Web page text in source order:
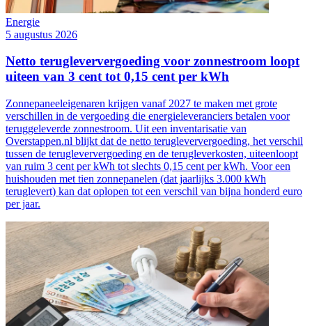
Energie
5 augustus 2026
Netto terugleververgoeding voor zonnestroom loopt
uiteen van 3 cent tot 0,15 cent per kWh
Zonnepaneeleigenaren krijgen vanaf 2027 te maken met grote
verschillen in de vergoeding die energieleveranciers betalen voor
teruggeleverde zonnestroom. Uit een inventarisatie van
Overstappen.nl blijkt dat de netto terugleververgoeding, het verschil
tussen de terugleververgoeding en de terugleverkosten, uiteenloopt
van ruim 3 cent per kWh tot slechts 0,15 cent per kWh. Voor een
huishouden met tien zonnepanelen (dat jaarlijks 3.000 kWh
teruglevert) kan dat oplopen tot een verschil van bijna honderd euro
per jaar.